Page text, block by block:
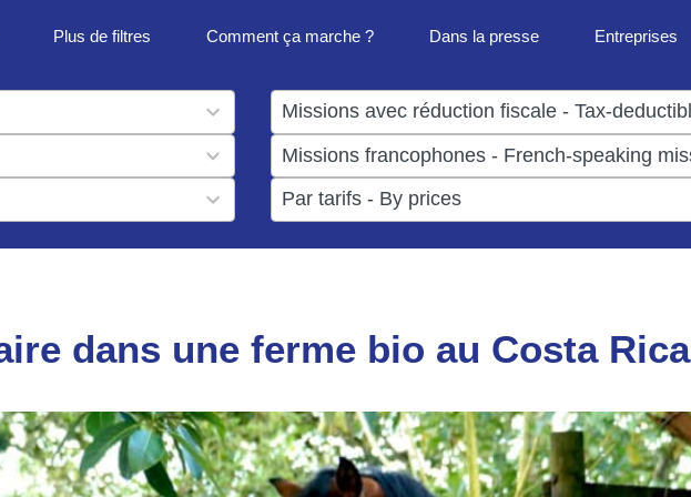
Plus de filtres Comment ça marche ? Dans la presse Entreprises
result
available
result
available
results
available
dans une ferme bio au Costa Rica